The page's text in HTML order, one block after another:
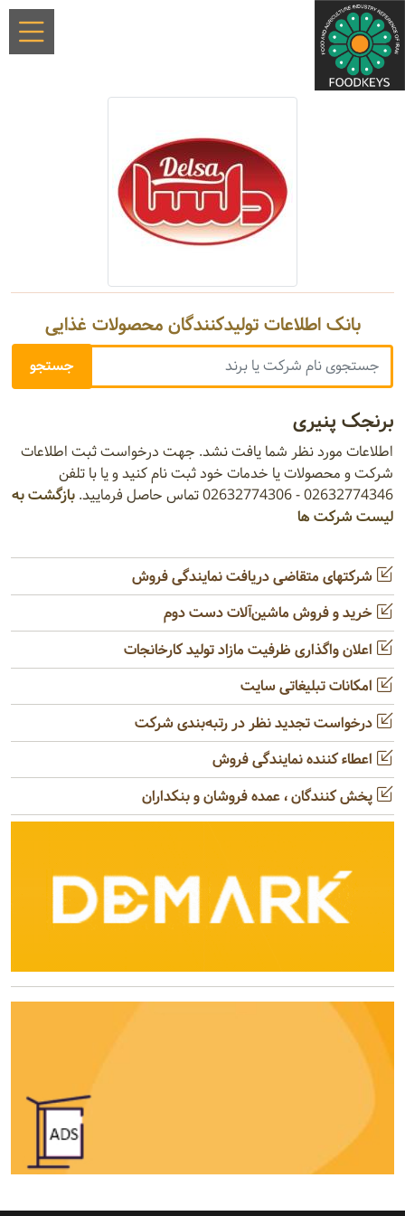
بانک اطلاعات تولیدکنندگان محصولات غذایی
برنجک پنیری
اطلاعات مورد نظر شما یافت نشد. جهت درخواست ثبت اطلاعات
شرکت و محصولات یا خدمات خود ثبت نام کنید و یا با تلفن
02632774346 - 02632774306 تماس حاصل فرمایید.
بازگشت به
لیست شرکت ها
شرکتهای متقاضی دریافت نمایندگی فروش
خرید و فروش ماشین‌آلات دست دوم
اعلان واگذاری ظرفیت مازاد تولید کارخانجات
امکانات تبلیغاتی سایت
درخواست تجدید نظر در رتبه‌بندی شرکت
اعطاء کننده نمایندگی فروش
پخش کنندگان ، عمده فروشان و بنکداران